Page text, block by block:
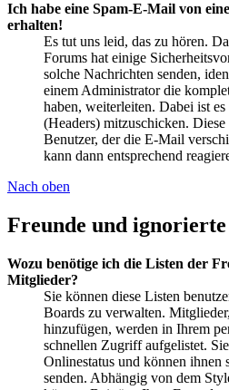
Ich habe eine Spam-E-Mail von
erhalten!
Es tut uns leid, das zu hören.
Forums hat einige
solche Nachrichten senden,
einem Administrator die
haben, weiterleiten. Dabei ist
(Headers) mitzuschicken.
Benutzer, der die E-Mail
kann dann entsprechend
Nach oben
Freunde und
Wozu benötige ich die Listen der
Mitglieder?
Sie können diese Listen
Boards zu verwalten.
hinzufügen, werden in Ihrem
schnellen Zugriff aufgelistet.
Onlinestatus und können ihnen
senden. Abhängig von dem